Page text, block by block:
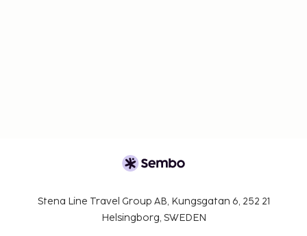
Stena Line Travel Group AB, Kungsgatan 6, 252 21
Helsingborg, SWEDEN